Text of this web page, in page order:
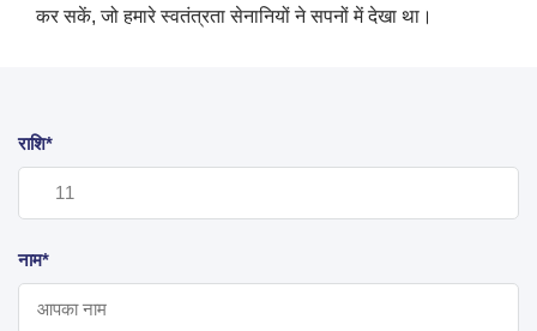
कर सकें, जो हमारे स्वतंत्रता सेनानियों ने सपनों में देखा था।
राशि*
नाम*